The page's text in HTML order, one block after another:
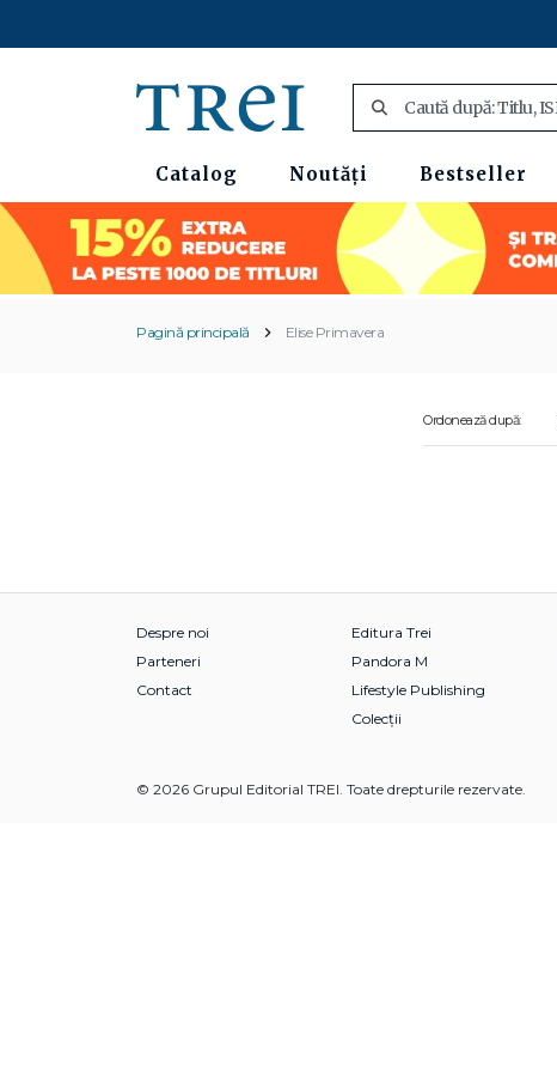
Catalog Noutăți Bestseller
Pagină principală Elise Primavera
Ordonează după:
Despre noi
Parteneri
Contact
Editura Trei
Pandora M
Lifestyle Publishing
Colecții
© 2026 Grupul Editorial TREI. Toate drepturile rezervate.